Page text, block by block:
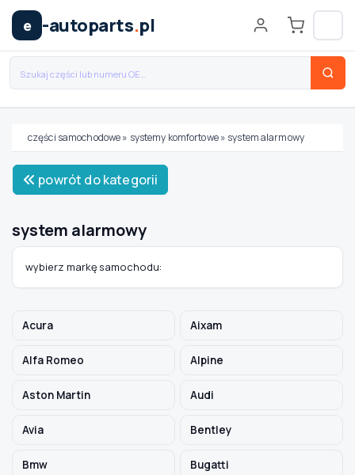
e -autoparts.pl
Wybierz swój pojazd
MODEL
TYP / SILNIK
części samochodowe» systemy komfortowe» system alarmowy
powrót do kategorii
system alarmowy
wybierz markę samochodu:
Acura Aixam
Alfa Romeo Alpine
Aston Martin Audi
Avia Bentley
Bmw Bugatti